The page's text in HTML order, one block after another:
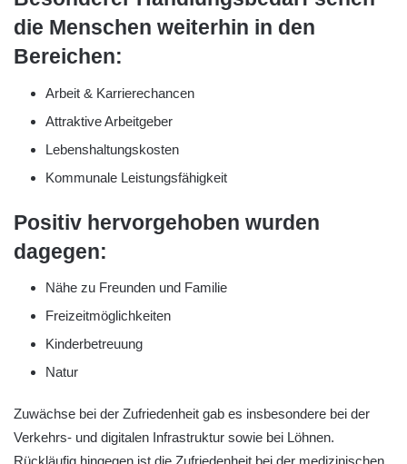
die Menschen weiterhin in den
Bereichen:
Arbeit & Karrierechancen
Attraktive Arbeitgeber
Lebenshaltungskosten
Kommunale Leistungsfähigkeit
Positiv hervorgehoben wurden
dagegen:
Nähe zu Freunden und Familie
Freizeitmöglichkeiten
Kinderbetreuung
Natur
Zuwächse bei der Zufriedenheit gab es insbesondere bei der
Verkehrs- und digitalen Infrastruktur sowie bei Löhnen.